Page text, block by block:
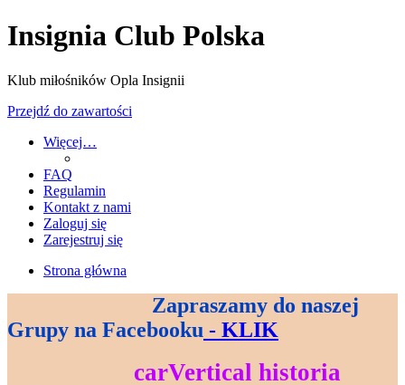
Insignia Club Polska
Klub miłośników Opla Insignii
Przejdź do zawartości
Więcej…
FAQ
Regulamin
Kontakt z nami
Zaloguj się
Zarejestruj się
Strona główna
Zapraszamy do naszej
Grupy na Facebooku - KLIK
carVertical historia